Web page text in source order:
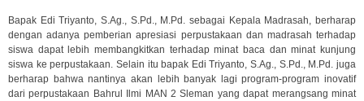
Bapak Edi Triyanto, S.Ag., S.Pd., M.Pd. sebagai Kepala Madrasah, berharap
dengan adanya pemberian apresiasi perpustakaan dan madrasah terhadap
siswa dapat lebih membangkitkan terhadap minat baca dan minat kunjung
siswa ke perpustakaan. Selain itu bapak Edi Triyanto, S.Ag., S.Pd., M.Pd. juga
berharap bahwa nantinya akan lebih banyak lagi program-program inovatif
dari perpustakaan Bahrul Ilmi MAN 2 Sleman yang dapat merangsang minat